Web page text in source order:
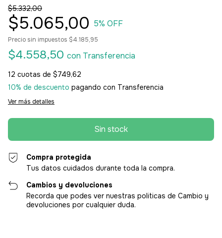
$5.332,00
$5.065,00 5% OFF
Precio sin impuestos $4.185,95
$4.558,50 con Transferencia
12 cuotas de $749,62
10% de descuento pagando con Transferencia
Ver más detalles
Compra protegida
Tus datos cuidados durante toda la compra.
Cambios y devoluciones
Recorda que podes ver nuestras politicas de Cambio y
devoluciones por cualquier duda.